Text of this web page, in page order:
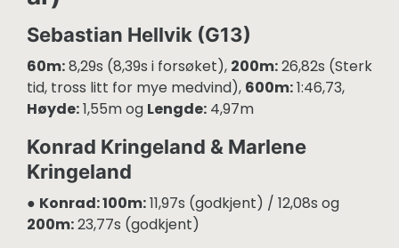
Sebastian Hellvik (G13)
60m:8,29s (8,39s i forsøket), 200m:26,82s (Sterk
tid, tross litt for mye medvind), 600m:1:46,73,
Høyde:1,55m og Lengde: 4,97m
Konrad Kringeland & Marlene
Kringeland
● Konrad: 100m:11,97s (godkjent) / 12,08s og
200m:23,77s (godkjent)